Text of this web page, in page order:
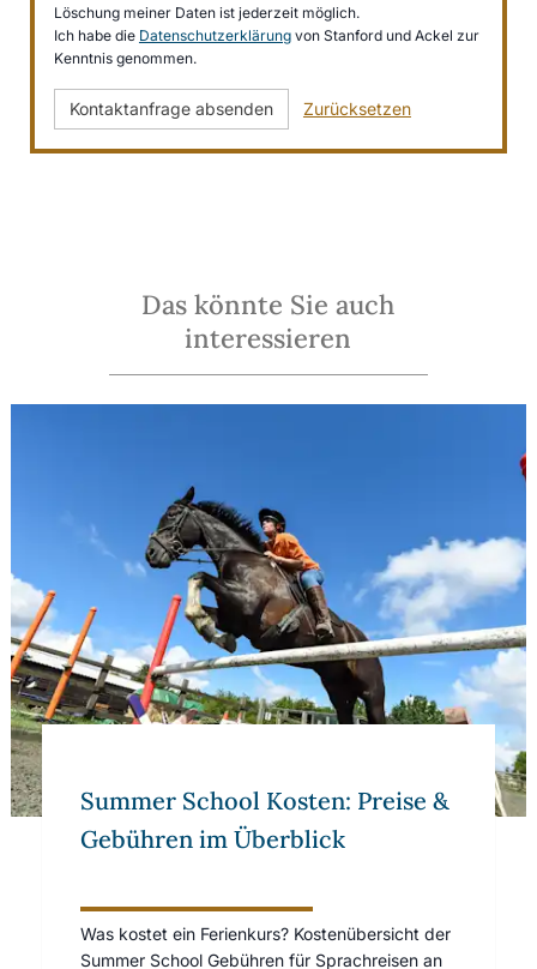
Löschung meiner Daten ist jederzeit möglich.
Ich habe die Datenschutzerklärungvon Stanford und Ackel zur
Kenntnis genommen.
Kontaktanfrage absenden Zurücksetzen
Das könnte Sie auch
interessieren
Summer School Kosten: Preise &
Gebühren im Überblick
Was kostet ein Ferienkurs? Kostenübersicht der
Summer School Gebühren für Sprachreisen an